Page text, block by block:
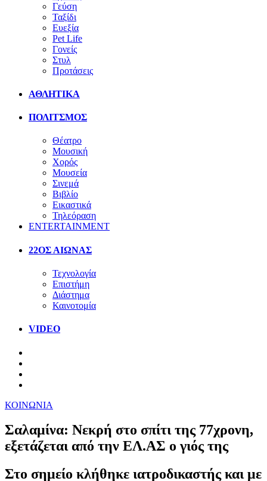
Γεύση
Ταξίδι
Ευεξία
Pet Life
Γονείς
Στυλ
Προτάσεις
ΑΘΛΗΤΙΚΑ
ΠΟΛΙΤΣΜΟΣ
Θέατρο
Μουσική
Χορός
Μουσεία
Σινεμά
Βιβλίο
Εικαστικά
Τηλεόραση
ENTERTAINMENT
22ΟΣ ΑΙΩΝΑΣ
Τεχνολογία
Επιστήμη
Διάστημα
Καινοτομία
VIDEO
ΚΟΙΝΩΝΙΑ
Σαλαμίνα: Νεκρή στο σπίτι της 77χρονη,
εξετάζεται από την ΕΛ.ΑΣ ο γιός της
Στο σημείο κλήθηκε ιατροδικαστής και με